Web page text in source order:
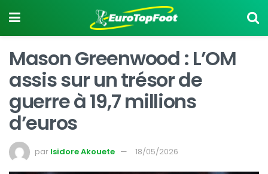
Mason Greenwood : L’OM
assis sur un trésor de
guerre à 19,7 millions
d’euros
par Isidore Akouete 18/05/2026